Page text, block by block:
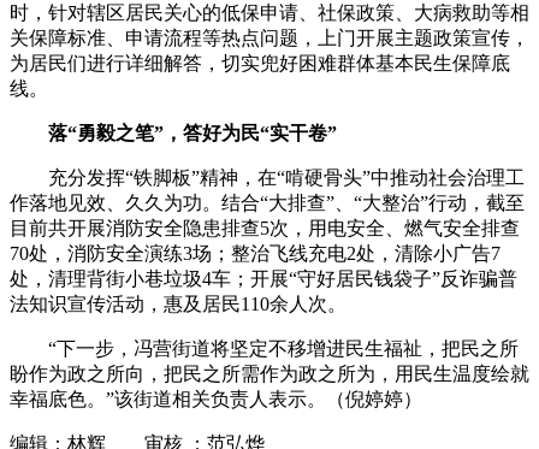
时，针对辖区居民关心的低保申请、社保政策、大病救助等相
关保障标准、申请流程等热点问题，上门开展主题政策宣传，
为居民们进行详细解答，切实兜好困难群体基本民生保障底
线。
落“勇毅之笔”，答好为民“实干卷”
充分发挥“铁脚板”精神，在“啃硬骨头”中推动社会治理工
作落地见效、久久为功。结合“大排查”、“大整治”行动，截至
目前共开展消防安全隐患排查5次，用电安全、燃气安全排查
70处，消防安全演练3场；整治飞线充电2处，清除小广告7
处，清理背街小巷垃圾4车；开展“守好居民钱袋子”反诈骗普
法知识宣传活动，惠及居民110余人次。
“下一步，冯营街道将坚定不移增进民生福祉，把民之所
盼作为政之所向，把民之所需作为政之所为，用民生温度绘就
幸福底色。”该街道相关负责人表示。（倪婷婷）
编辑：林辉 审核 ：范弘烨